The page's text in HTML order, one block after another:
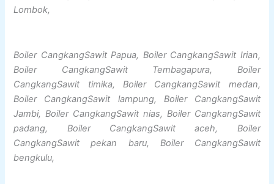
Lombok,
Boiler CangkangSawit Papua, Boiler CangkangSawit Irian,
Boiler CangkangSawit Tembagapura, Boiler
CangkangSawit timika, Boiler CangkangSawit medan,
Boiler CangkangSawit lampung, Boiler CangkangSawit
Jambi, Boiler CangkangSawit nias, Boiler CangkangSawit
padang, Boiler CangkangSawit aceh, Boiler
CangkangSawit pekan baru, Boiler CangkangSawit
bengkulu,